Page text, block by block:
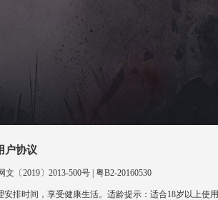
户协议
文〔2019〕2013-500号 | 粤B2-20160530
排时间，享受健康生活。适龄提示：适合18岁以上使用